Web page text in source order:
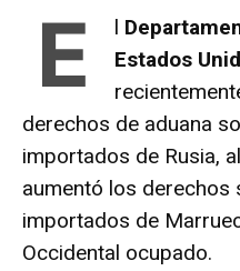
E l
Estados
derechos de aduana
importados de Rusia,
aumentó los
importados de
Occidental ocupado.